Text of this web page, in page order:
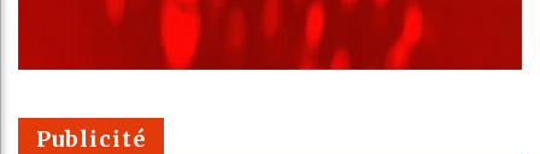
Publicité